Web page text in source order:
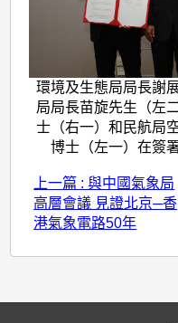
環境及生態局局長謝
局局長苗旋先生（左
士（右一）和民航局
博士（左一）在簽
上一篇 : 與中國氣象局
高層會議 見證北京─香
港氣象電路50年